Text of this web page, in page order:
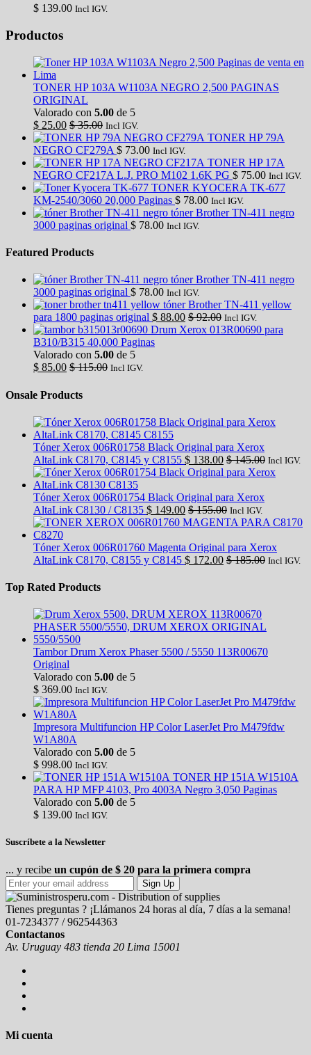
$ 139.00 Incl IGV.
Productos
TONER HP 103A W1103A NEGRO 2,500 PAGINAS
ORIGINAL
Valorado con 5.00 de 5
$ 25.00 $35.00 Incl IGV.
TONER HP 79A
NEGRO CF279A $ 73.00 Incl IGV.
TONER HP 17A
NEGRO CF217A L.J. PRO M102 1.6K PG $ 75.00 Incl IGV.
TONER KYOCERA TK-677
KM-2540/3060 20,000 Paginas $ 78.00 Incl IGV.
tóner Brother TN-411 negro
3000 paginas original $ 78.00 Incl IGV.
Featured Products
tóner Brother TN-411 negro
3000 paginas original $ 78.00 Incl IGV.
tóner Brother TN-411 yellow
para 1800 paginas original $ 88.00 $92.00 Incl IGV.
Drum Xerox 013R00690 para
B310/B315 40,000 Paginas
Valorado con 5.00 de 5
$ 85.00 $115.00 Incl IGV.
Onsale Products
Tóner Xerox 006R01758 Black Original para Xerox
AltaLink C8170, C8145 y C8155 $ 138.00 $145.00 Incl IGV.
Tóner Xerox 006R01754 Black Original para Xerox
AltaLink C8130 / C8135 $ 149.00 $155.00 Incl IGV.
Tóner Xerox 006R01760 Magenta Original para Xerox
AltaLink C8170, C8155 y C8145 $ 172.00 $185.00 Incl IGV.
Top Rated Products
Tambor Drum Xerox Phaser 5500 / 5550 113R00670
Original
Valorado con 5.00 de 5
$ 369.00 Incl IGV.
Impresora Multifuncion HP Color LaserJet Pro M479fdw
W1A80A
Valorado con 5.00 de 5
$ 998.00 Incl IGV.
TONER HP 151A W1510A
PARA HP MFP 4103, Pro 4003A Negro 3,050 Paginas
Valorado con 5.00 de 5
$ 139.00 Incl IGV.
Suscríbete a la Newsletter
... y recibe un cupón de $ 20 para la primera compra
Sign Up
Tienes preguntas ? ¡Llámanos 24 horas al día, 7 días a la semana!
01-7234377 / 962544363
Contactanos
Av. Uruguay 483 tienda 20 Lima 15001
Mi cuenta